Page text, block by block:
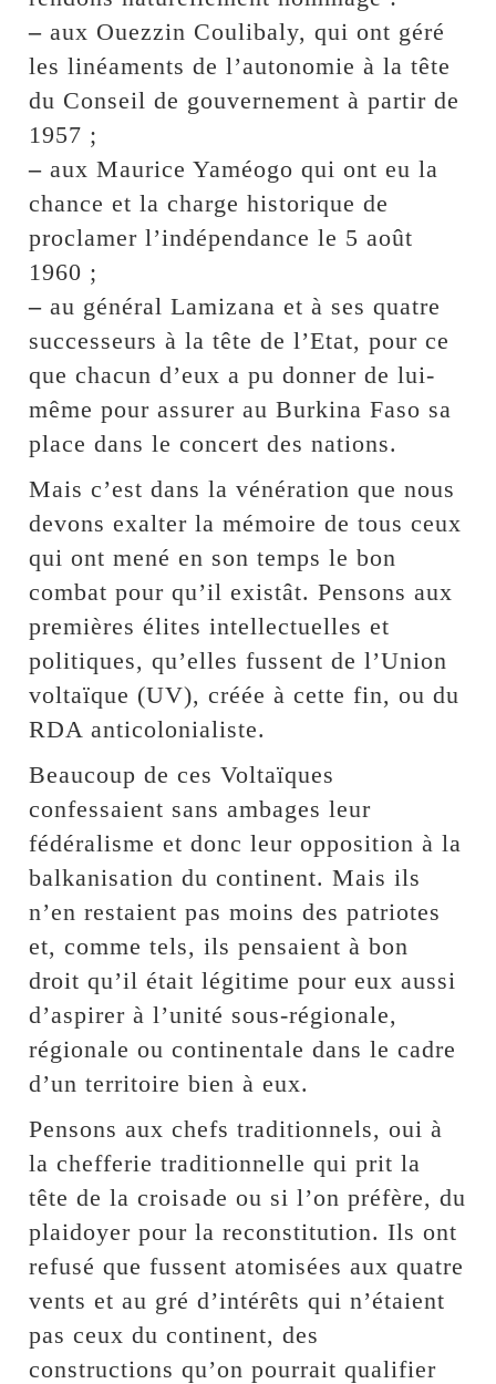
– aux Ouezzin Coulibaly, qui ont géré
les linéaments de l’autonomie à la tête
du Conseil de gouvernement à partir de
1957 ;
– aux Maurice Yaméogo qui ont eu la
chance et la charge historique de
proclamer l’indépendance le 5 août
1960 ;
– au général Lamizana et à ses quatre
successeurs à la tête de l’Etat, pour ce
que chacun d’eux a pu donner de lui-
même pour assurer au Burkina Faso sa
place dans le concert des nations.
Mais c’est dans la vénération que nous
devons exalter la mémoire de tous ceux
qui ont mené en son temps le bon
combat pour qu’il existât. Pensons aux
premières élites intellectuelles et
politiques, qu’elles fussent de l’Union
voltaïque (UV), créée à cette fin, ou du
RDA anticolonialiste.
Beaucoup de ces Voltaïques
confessaient sans ambages leur
fédéralisme et donc leur opposition à la
balkanisation du continent. Mais ils
n’en restaient pas moins des patriotes
et, comme tels, ils pensaient à bon
droit qu’il était légitime pour eux aussi
d’aspirer à l’unité sous-régionale,
régionale ou continentale dans le cadre
d’un territoire bien à eux.
Pensons aux chefs traditionnels, oui à
la chefferie traditionnelle qui prit la
tête de la croisade ou si l’on préfère, du
plaidoyer pour la reconstitution. Ils ont
refusé que fussent atomisées aux quatre
vents et au gré d’intérêts qui n’étaient
pas ceux du continent, des
constructions qu’on pourrait qualifier